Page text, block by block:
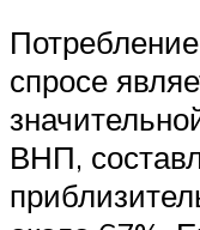
спросе
ВНП,